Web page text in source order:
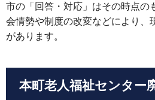
市の「回答・対応」はその時点の
会情勢や制度の改変などにより、
があります。
本町老人福祉センター